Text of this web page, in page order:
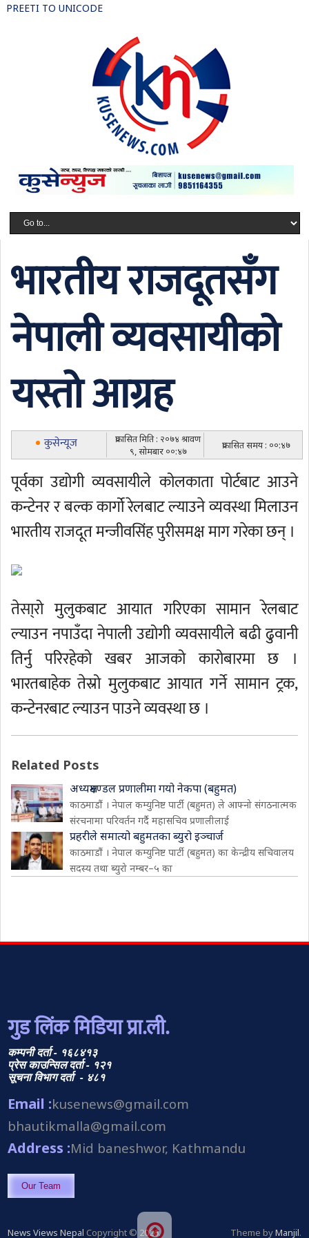
PREETI TO UNICODE
भारतीय राजदूतसँग
नेपाली व्यवसायीको
यस्तो आग्रह
कुसेन्यूज
प्रकासित मिति : २०७४ श्रावण
९, सोमबार ००:४७
प्रकासित समय : ००:४७
पूर्वका उद्योगी व्यवसायीले कोलकाता पोर्टबाट आउने
कन्टेनर र बल्क कार्गो रेलबाट ल्याउने व्यवस्था मिलाउन
भारतीय राजदूत मन्जीवसिंह पुरीसमक्ष माग गरेका छन् ।
तेसा्रो मुलुकबाट आयात गरिएका सामान रेलबाट
ल्याउन नपाउँदा नेपाली उद्योगी व्यवसायीले बढी ढुवानी
तिर्नु परिरहेको खबर आजको कारोबारमा छ ।
भारतबाहेक तेस्रो मुलुकबाट आयात गर्ने सामान ट्रक,
कन्टेनरबाट ल्याउन पाउने व्यवस्था छ ।
Related Posts
अध्यक्षमण्डल प्रणालीमा गयो नेकपा (बहुमत)
काठमाडौं । नेपाल कम्युनिष्ट पार्टी (बहुमत) ले आफ्नो संगठनात्मक
संरचनामा परिवर्तन गर्दै महासचिव प्रणालीलाई
प्रहरीले समात्यो बहुमतका ब्युरो इञ्चार्ज
काठमाडौं । नेपाल कम्युनिष्ट पार्टी (बहुमत) का केन्द्रीय सचिवालय
सदस्य तथा ब्युरो नम्बर–५ का
गुड लिंक मिडिया प्रा.ली.
कम्पनी दर्ता - १६८४१३
प्रेस काउन्सिल दर्ता - १२१
सूचना विभाग दर्ता - ४८१
Email :kusenews@gmail.com
bhautikmalla@gmail.com
Address :Mid baneshwor, Kathmandu
Our Team
News Views Nepal Copyright © 2026. Theme byManjil.